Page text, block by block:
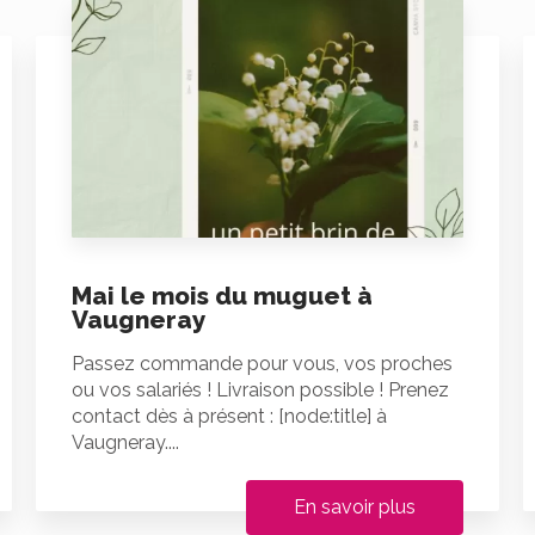
Mai le mois du muguet à
Vaugneray
Passez commande pour vous, vos proches
ou vos salariés ! Livraison possible ! Prenez
contact dès à présent : [node:title] à
Vaugneray....
En savoir plus